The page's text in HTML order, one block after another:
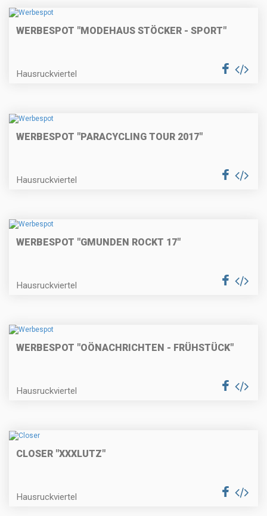
WERBESPOT "MODEHAUS STÖCKER - SPORT"
Hausruckviertel
WERBESPOT "PARACYCLING TOUR 2017"
Hausruckviertel
WERBESPOT "GMUNDEN ROCKT 17"
Hausruckviertel
WERBESPOT "OÖNACHRICHTEN - FRÜHSTÜCK"
Hausruckviertel
CLOSER "XXXLUTZ"
Hausruckviertel